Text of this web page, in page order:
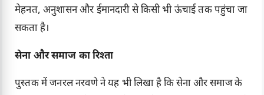
मेहनत, अनुशासन और ईमानदारी से किसी भी ऊंचाई तक पहुंचा जा
सकता है।
सेना और समाज का रिश्ता
पुस्तक में जनरल नरवणे ने यह भी लिखा है कि सेना और समाज के